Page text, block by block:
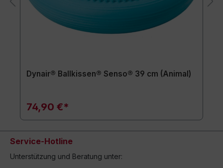
Dynair® Ballkissen® Senso® 39 cm (Animal)
74,90 €*
Service-Hotline
Unterstützung und Beratung unter: